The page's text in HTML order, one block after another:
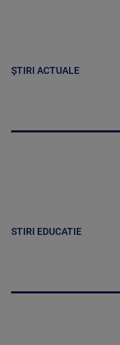
ȘTIRI ACTUALE
STIRI EDUCATIE